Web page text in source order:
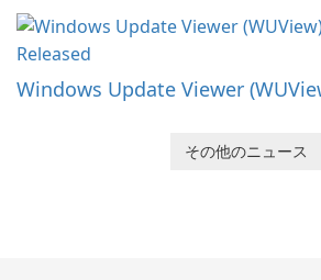
Windows Update Viewer
その他のニュース